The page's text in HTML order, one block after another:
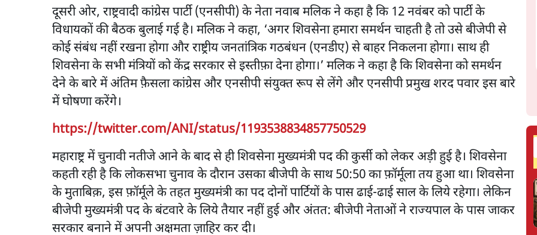
दूसरी ओर, राष्ट्रवादी कांग्रेस पार्टी (एनसीपी) के नेता नवाब मलिक ने कहा है कि 12 नवंबर को पार्टी के
विधायकों की बैठक बुलाई गई है। मलिक ने कहा, ‘अगर शिवसेना हमारा समर्थन चाहती है तो उसे बीजेपी से
कोई संबंध नहीं रखना होगा और राष्ट्रीय जनतांत्रिक गठबंधन (एनडीए) से बाहर निकलना होगा। साथ ही
शिवसेना के सभी मंत्रियों को केंद्र सरकार से इस्तीफ़ा देना होगा।’ मलिक ने कहा है कि शिवसेना को समर्थन
देने के बारे में अंतिम फ़ैसला कांग्रेस और एनसीपी संयुक्त रूप से लेंगे और एनसीपी प्रमुख शरद पवार इस बारे
में घोषणा करेंगे।
https://twitter.com/ANI/status/1193538834857750529
महाराष्ट्र में चुनावी नतीजे आने के बाद से ही शिवसेना मुख्यमंत्री पद की कुर्सी को लेकर अड़ी हुई है। शिवसेना
कहती रही है कि लोकसभा चुनाव के दौरान उसका बीजेपी के साथ 50:50 का फ़ॉर्मूला तय हुआ था। शिवसेना
के मुताबिक़, इस फ़ॉर्मूले के तहत मुख्यमंत्री का पद दोनों पार्टियों के पास ढाई-ढाई साल के लिये रहेगा। लेकिन
बीजेपी मुख्यमंत्री पद के बंटवारे के लिये तैयार नहीं हुई और अंतत: बीजेपी नेताओं ने राज्यपाल के पास जाकर
सरकार बनाने में अपनी अक्षमता ज़ाहिर कर दी।